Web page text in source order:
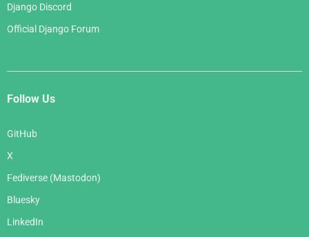
Django Discord
Official Django Forum
Follow Us
GitHub
X
Fediverse (Mastodon)
Bluesky
LinkedIn